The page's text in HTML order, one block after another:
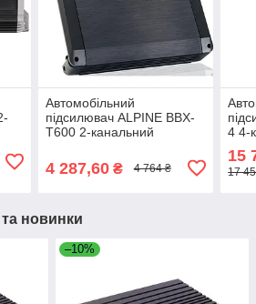
Автомобільний
підсилювач ALPINE BBX-
T600 2-канальний
4 287,60₴ 4 764 ₴
4 4-
15
17
та новинки
–10%